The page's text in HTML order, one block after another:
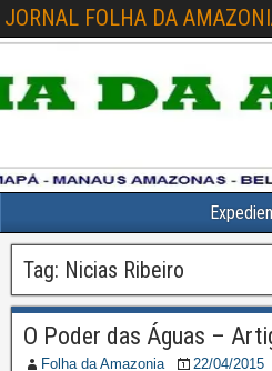
JORNAL FOLHA DA
Tag: Nicias Ribeiro
O Poder das Águas –
Folha da Amazonia
22/04/2015